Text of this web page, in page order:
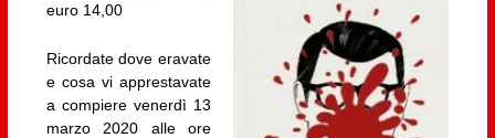
euro 14,00
Ricordate dove eravate
e cosa vi apprestavate
a compiere venerdì 13
marzo 2020 alle ore